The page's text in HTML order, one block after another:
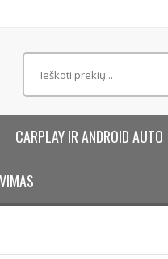
CARPLAY IR ANDROID AUTO